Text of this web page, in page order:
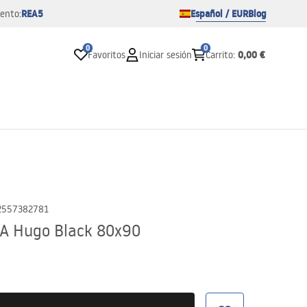
REA5 Español / EURBlog
0
Favoritos Iniciar sesión
0
Carrito: 0,00 €
Hugo Black 80x90